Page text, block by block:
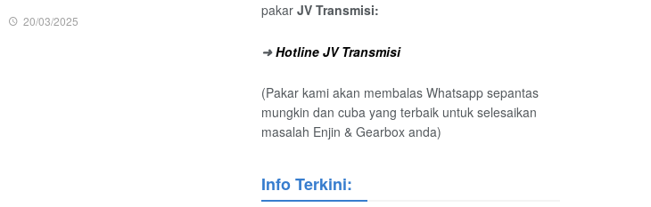
20/03/2025
pakar JV Transmisi:
➜Hotline JV Transmisi
(Pakar kami akan membalas Whatsapp sepantas
mungkin dan cuba yang terbaik untuk selesaikan
masalah Enjin & Gearbox anda)
Info Terkini: